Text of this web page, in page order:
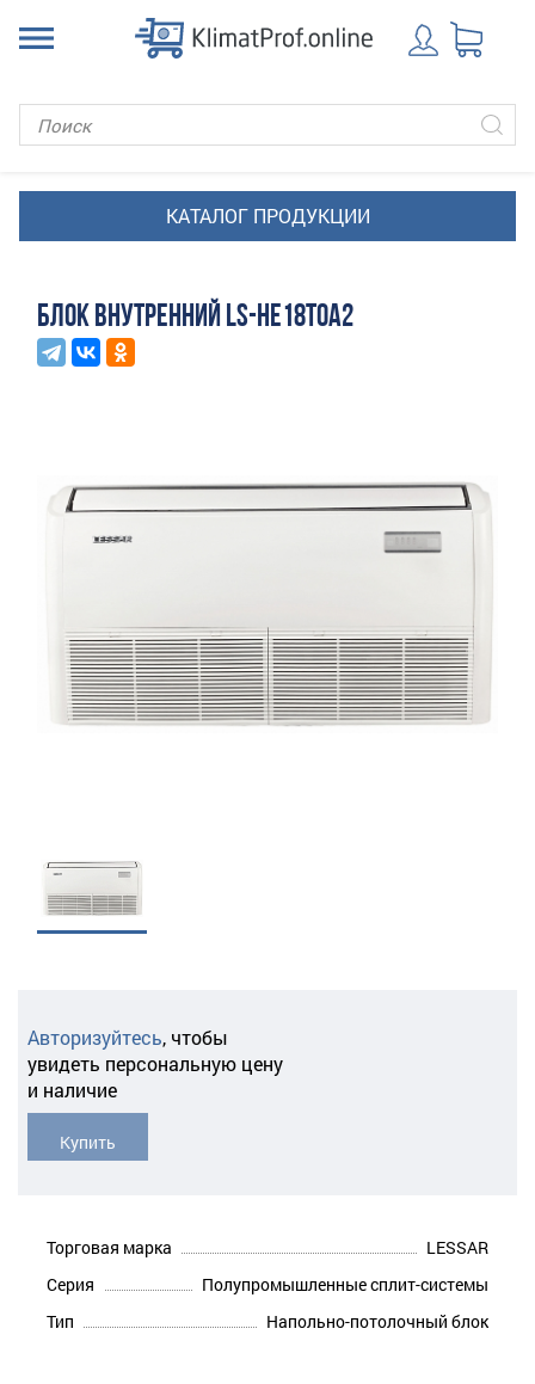
БЛОК ВНУТРЕННИЙ LS-HE18TOA2
Авторизуйтесь, чтобы
увидеть персональную цену
и наличие
Купить
Торговая марка
LESSAR
Серия
Полупромышленные сплит-системы
Тип
Напольно-потолочный блок